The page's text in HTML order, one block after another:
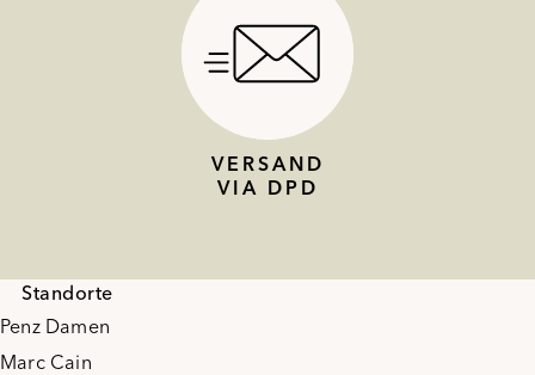
VERSAND
VIA DPD
Standorte
Penz Damen
Marc Cain